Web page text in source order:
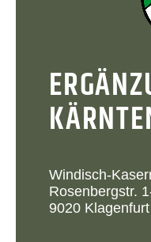
Windisch-
Rosenbergstr.
9020 Klagenfurt